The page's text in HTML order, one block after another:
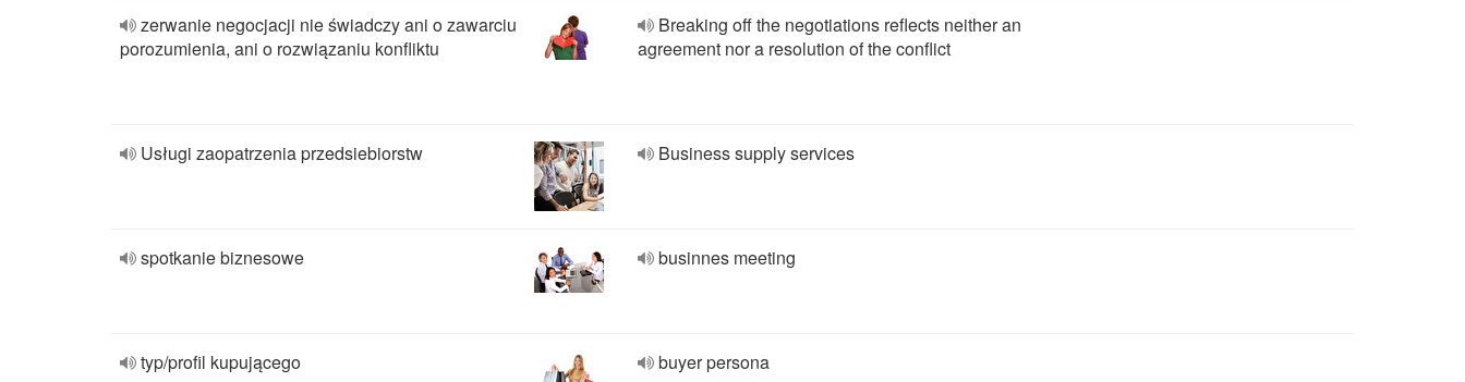
zerwanie negocjacji nie świadczy ani o zawarciu
porozumienia, ani o rozwiązaniu konfliktu
Breaking off the negotiations reflects neither an
agreement nor a resolution of the conflict
Usługi zaopatrzenia przedsiebiorstw Business supply services
spotkanie biznesowe businnes meeting
typ/profil kupującego buyer persona